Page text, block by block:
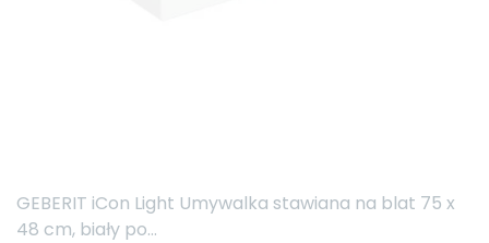
GEBERIT iCon Light Umywalka stawiana na blat 75 x
48 cm, biały po...